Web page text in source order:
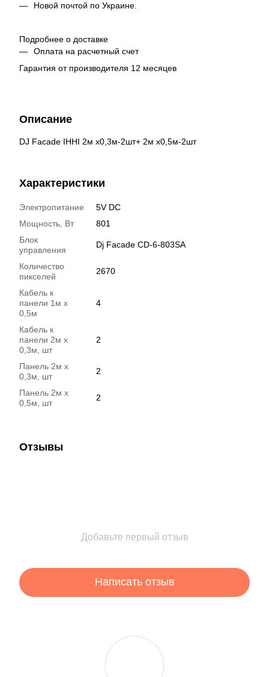
Новой почтой по Украине.
Подробнее о доставке
Оплата на расчетный счет
Гарантия от производителя 12 месяцев
Описание
DJ Facade IHHI 2м х0,3м-2шт+ 2м х0,5м-2шт
Характеристики
Электропитание
5V DC
Мощность, Вт
801
Блок
управления
Dj Facade CD-6-803SA
Количество
пикселей
2670
Кабель к
панели 1м х
0,5м
4
Кабель к
панели 2м х
0,3м, шт
2
Панель 2м х
0,3м, шт
2
Панель 2м х
0,5м, шт
2
Отзывы
Добавьте первый отзыв
Написать отзыв